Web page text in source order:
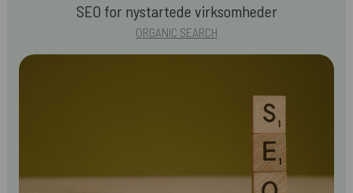
SEO for nystartede virksomheder
ORGANIC SEARCH